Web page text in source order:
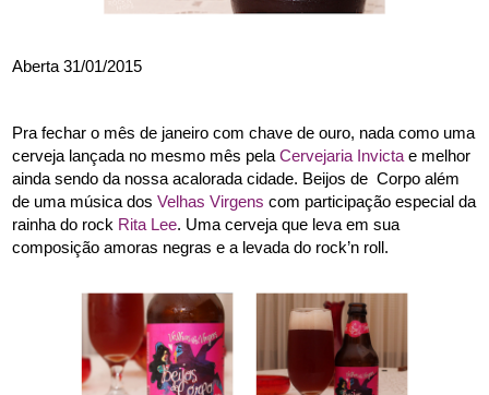
Aberta 31/01/2015
Pra fechar o mês de janeiro com chave de ouro, nada como uma
cerveja lançada no mesmo mês pela Cervejaria Invicta e melhor
ainda sendo da nossa acalorada cidade. Beijos de  Corpo além
de uma música dos Velhas Virgens com participação especial da
rainha do rock Rita Lee. Uma cerveja que leva em sua
composição amoras negras e a levada do rock’n roll.